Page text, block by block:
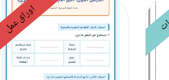
اوراق عمل